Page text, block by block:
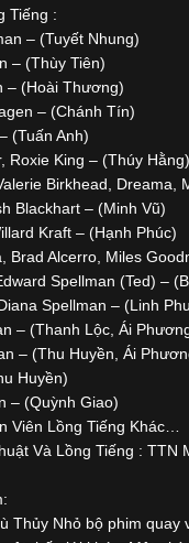
Tiếng :
– (Tuyết Nhung)
– (Thùy Tiên)
– (Hoài Thương)
– (Chánh Tín)
(Tuấn Anh)
Roxie King – (Thúy Hằng)
Birkhead, Dreama,
Blackhart – (Minh Vũ)
Kraft – (Hạnh Phúc)
Brad Alcerro, Miles
Spellman (Ted) –
Spellman – (Linh
– (Thanh Lộc, Ái
– (Thu Huyền, Ái
Huyền)
– (Quỳnh Giao)
Viên Lồng Tiếng Khác…
Và Lồng Tiếng : TTN
Thủy Nhỏ bộ phim